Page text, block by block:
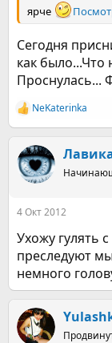
ярче
Сегодня
как было...Что
Проснулась...
Р
е
к
ц
и
NeKaterinka
4 Окт 2012
Ухожу гулять
преследуют
немного